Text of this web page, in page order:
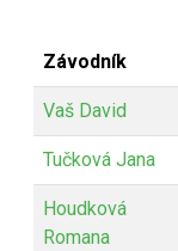
Závodník
Vaš David
Tučková Jana
Houdková
Romana